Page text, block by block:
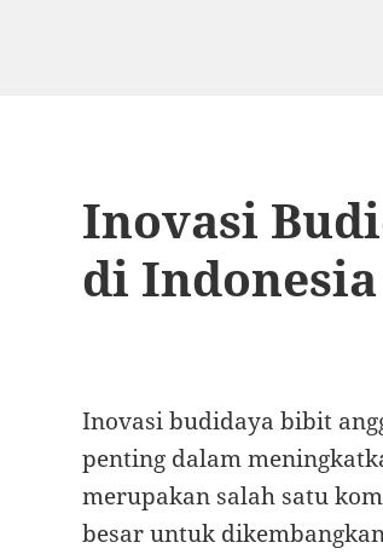
Inovasi
di
Inovasi budidaya bibit
penting dalam
merupakan salah satu
besar untuk